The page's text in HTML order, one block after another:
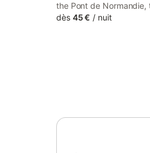
the Pont de Normandie,
beaches, with links to
dès 45 € / nuit